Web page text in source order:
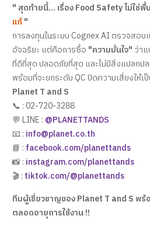
" สุดท้ายนี้... เรื่อง Food Safety ไม่ใช่
แก้"
การลงทุนในระบบ Cognex AI ตรวจสอบ
อัจฉริยะ แต่คือการซื้อ "ความมั่นใจ" ว่า
ที่ดีที่สุด ปลอดภัยที่สุด และไม่มีสิ่งแปลกป
พร้อมที่จะยกระดับ QC ปิดความเสี่ยงให้เ
Planet T and S
📞 : 02-720-3288
💬 LINE : @PLANETTANDS
📧 : info@planet.co.th
📘 : facebook.com/planettands
📸 : instagram.com/planettands
🎬 : tiktok.com/@planettands
ทีมผู้เชี่ยวชาญของ Planet T and S พ
ตลอดอายุการใช้งาน !!